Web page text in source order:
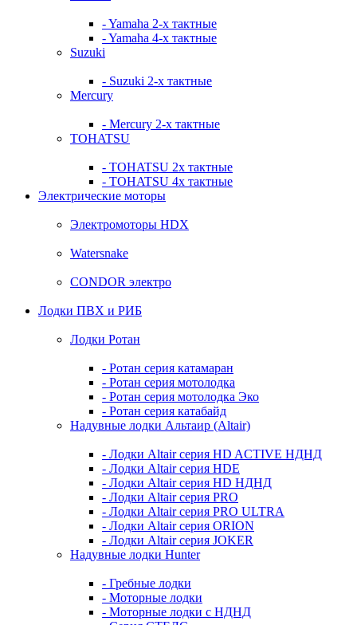
- Yamaha 2-х тактные
- Yamaha 4-х тактные
Suzuki
- Suzuki 2-х тактные
Mercury
- Mercury 2-х тактные
TOHATSU
- TOHATSU 2х тактные
- TOHATSU 4х тактные
Электрические моторы
Электромоторы HDX
Watersnake
CONDOR электро
Лодки ПВХ и РИБ
Лодки Ротан
- Ротан серия катамаран
- Ротан серия мотолодка
- Ротан серия мотолодка Эко
- Ротан серия катабайд
Надувные лодки Альтаир (Altair)
- Лодки Altair серия HD ACTIVE НДНД
- Лодки Altair серия HDE
- Лодки Altair серия HD НДНД
- Лодки Altair серия PRO
- Лодки Altair серия PRO ULTRA
- Лодки Altair серия ORION
- Лодки Altair серия JOKER
Надувные лодки Hunter
- Гребные лодки
- Моторные лодки
- Моторные лодки с НДНД